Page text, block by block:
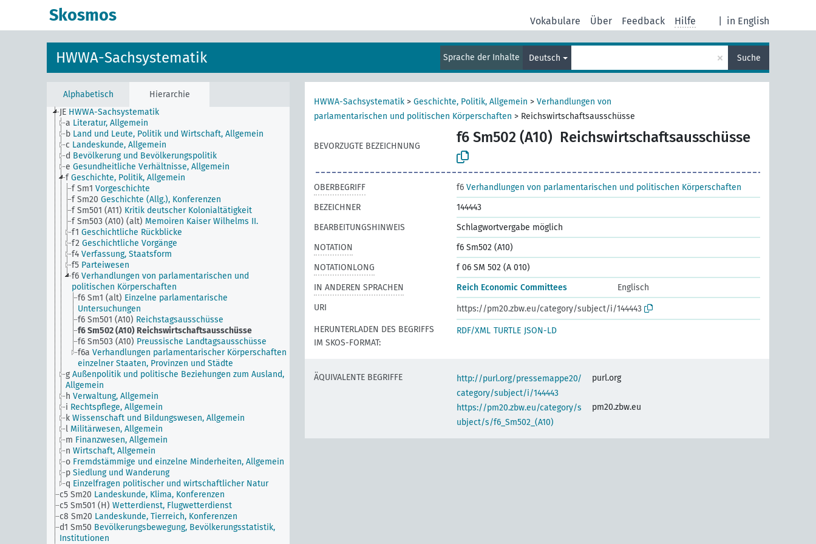
Skosmos in English
Vokabulare Über Feedback Hilfe
HWWA-Sachsystematik Sprache der Inhalte Deutsch × Suche
Alphabetisch
Hierarchie
JE HWWA-Sachsystematik
a Literatur, Allgemein
b Land und Leute, Politik und Wirtschaft, Allgemein
c Landeskunde, Allgemein
d Bevölkerung und Bevölkerungspolitik
e Gesundheitliche Verhältnisse, Allgemein
f Geschichte, Politik, Allgemein
f Sm1 Vorgeschichte
f Sm20 Geschichte (Allg.), Konferenzen
f Sm501 (A11) Kritik deutscher Kolonialtätigkeit
f Sm503 (A10) (alt) Memoiren Kaiser Wilhelms II.
f1 Geschichtliche Rückblicke
f2 Geschichtliche Vorgänge
f4 Verfassung, Staatsform
f5 Parteiwesen
f6 Verhandlungen von parlamentarischen und
politischen Körperschaften
f6 Sm1 (alt) Einzelne parlamentarische
Untersuchungen
f6 Sm501 (A10) Reichstagsausschüsse
f6 Sm502 (A10) Reichswirtschaftsausschüsse
f6 Sm503 (A10) Preussische Landtagsausschüsse
f6a Verhandlungen parlamentarischer Körperschaften
einzelner Staaten, Provinzen und Städte
g Außenpolitik und politische Beziehungen zum Ausland,
Allgemein
h Verwaltung, Allgemein
i Rechtspflege, Allgemein
k Wissenschaft und Bildungswesen, Allgemein
l Militärwesen, Allgemein
m Finanzwesen, Allgemein
n Wirtschaft, Allgemein
o Fremdstämmige und einzelne Minderheiten, Allgemein
p Siedlung und Wanderung
q Einzelfragen politischer und wirtschaftlicher Natur
c5 Sm20 Landeskunde, Klima, Konferenzen
c5 Sm501 (H) Wetterdienst, Flugwetterdienst
c8 Sm20 Landeskunde, Tierreich, Konferenzen
d1 Sm50 Bevölkerungsbewegung, Bevölkerungsstatistik,
Institutionen
HWWA-Sachsystematik > Geschichte, Politik, Allgemein > Verhandlungen von
parlamentarischen und politischen Körperschaften > Reichswirtschaftsausschüsse
BEVORZUGTE BEZEICHNUNG
f6 Sm502 (A10) Reichswirtschaftsausschüsse
OBERBEGRIFF f6 Verhandlungen von parlamentarischen und politischen Körperschaften
BEZEICHNER
144443
BEARBEITUNGSHINWEIS
Schlagwortvergabe möglich
NOTATION
f6 Sm502 (A10)
NOTATIONLONG
f 06 SM 502 (A 010)
IN ANDEREN SPRACHEN
Reich Economic Committees
Englisch
URI
https://pm20.zbw.eu/category/subject/i/144443
HERUNTERLADEN DES BEGRIFFS
IM SKOS-FORMAT:
RDF/XML TURTLE JSON-LD
ÄQUIVALENTE BEGRIFFE
http://purl.org/pressemappe20/
category/subject/i/144443
purl.org
https://pm20.zbw.eu/category/s
ubject/s/f6_Sm502_(A10)
pm20.zbw.eu